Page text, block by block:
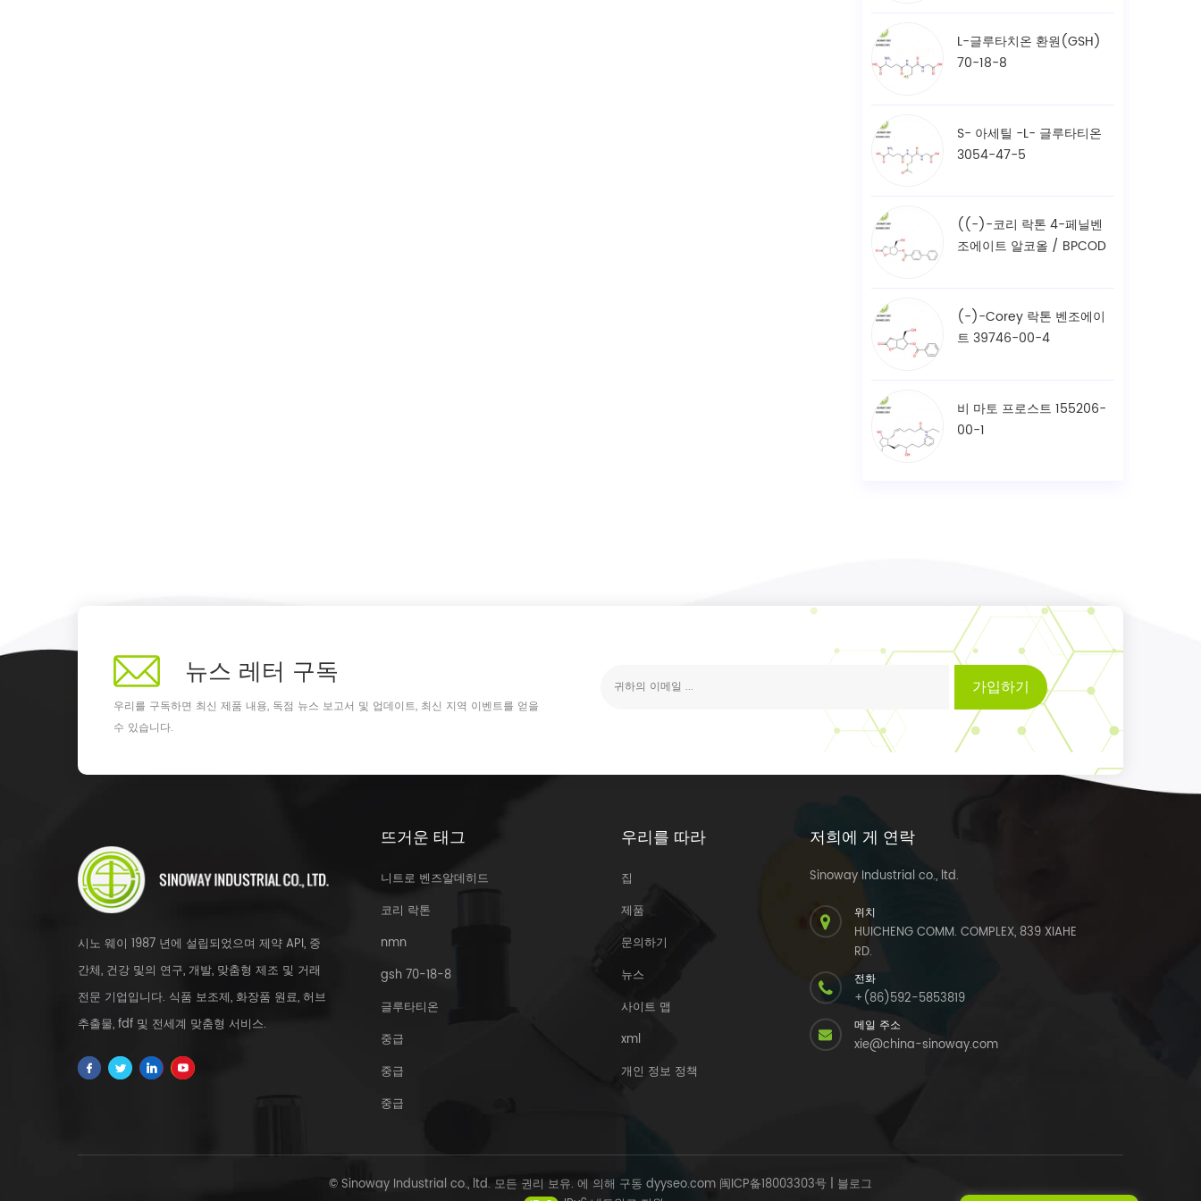
L-글루타치온 환원(GSH)
70-18-8
S- 아세틸 -L- 글루타티온
3054-47-5
((-)-코리 락톤 4-페닐벤
조에이트 알코올 / BPCOD
(-)-Corey 락톤 벤조에이
트 39746-00-4
비 마토 프로스트 155206-
00-1
뉴스 레터 구독
우리를 구독하면 최신 제품 내용, 독점 뉴스 보고서 및 업데이트, 최신 지역 이벤트를 얻을
수 있습니다.
가입하기
시노 웨이 1987 년에 설립되었으며 제약 API, 중
간체, 건강 및의 연구, 개발, 맞춤형 제조 및 거래
전문 기업입니다. 식품 보조제, 화장품 원료, 허브
추출물, fdf 및 전세계 맞춤형 서비스.
뜨거운 태그
니트로 벤즈알데히드
코리 락톤
nmn
gsh 70-18-8
글루타티온
중급
중급
중급
우리를 따라
집
제품
문의하기
뉴스
사이트 맵
xml
개인 정보 정책
저희에 게 연락
Sinoway Industrial co., ltd.
위치
HUICHENG COMM. COMPLEX, 839 XIAHE
RD.
전화
+(86)592-5853819
메일 주소
xie@china-sinoway.com
© Sinoway Industrial co., ltd. 모든 권리 보유. 에 의해 구동 dyyseo.com 闽ICP备18003303号 | 블로그